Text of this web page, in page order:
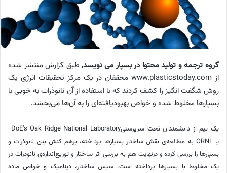
گروه ترجمه و تولید محتوا در بسپار می نویسد, طبق گزارش منتشر شده
از
محققان در یک مرکز تحقیقات انرژی یک
روش شگفت انگیز را کشف کردند که با استفاده از آن نانوذرات به خوبی با
بسپارها مخلوط شده و خواص بهبودیافته‌ای را به آن‌ها می‌بخشد.
یک تیم از دانشمندان تحت سرپرستیDoE’s Oak Ridge National Laboratory
یا ORNLبه مطالعه‌ی نقش ساختار بسپارها پرداخته، برهم کنش بین نانوذرات و
بسپارها را بررسی کرده و درنهایت هم به بررسی اثر ساختار و توزیع‌اندازه‌ی نانوذرات در
یک مخلوط با بسپارها پرداخته است. سپس ساختار، دینامیک و خواص ماده